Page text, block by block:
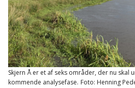
Skjern Å er et af seks områder, der nu skal
kommende analysefase. Foto: Henning